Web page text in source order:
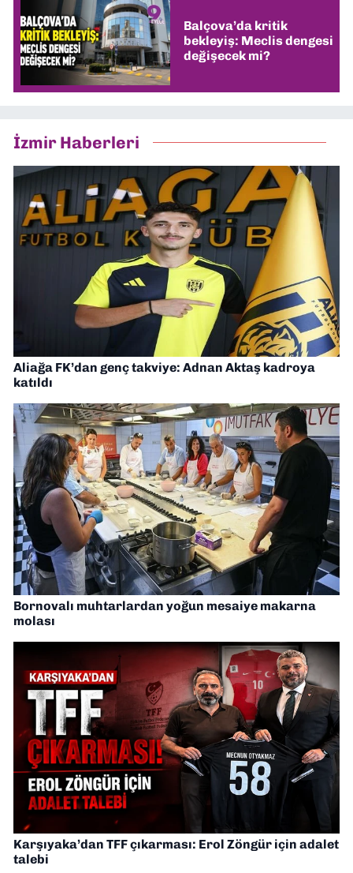
Balçova’da kritik
bekleyiş: Meclis dengesi
değişecek mi?
İzmir Haberleri
Aliağa FK’dan genç takviye: Adnan Aktaş kadroya
katıldı
Bornovalı muhtarlardan yoğun mesaiye makarna
molası
Karşıyaka’dan TFF çıkarması: Erol Zöngür için adalet
talebi